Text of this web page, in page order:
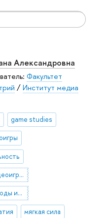
Александровна
Факультет
/Институт медиа
game studies
монетизация в видеоиграх
качественные методы исследований
мягкая сила